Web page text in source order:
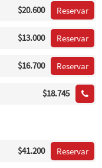
$20.600 Reservar
$13.000 Reservar
$16.700 Reservar
$18.745
$41.200 Reservar